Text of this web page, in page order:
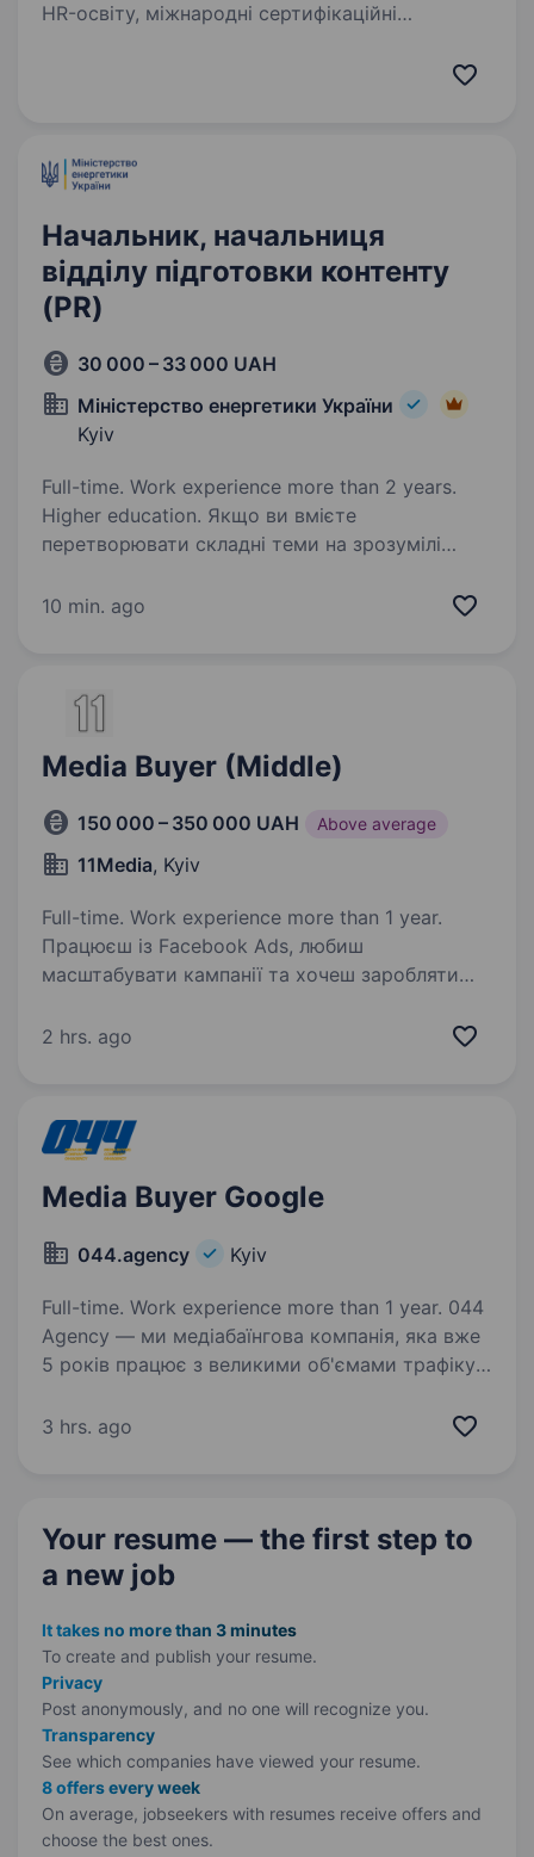
HR-освіту, міжнародні сертифікаційні
Начальник, начальниця
відділу підготовки контенту
(PR)
30 000 – 33 000 UAH
Міністерство енергетики України
Kyiv
Full-time. Work experience more than 2 years.
Higher education. Якщо ви вмієте
перетворювати складні теми на зрозумілі
контент, який читають і поширюють, та хочете
10 min. ago
Media Buyer (Middle)
150 000 – 350 000 UAH Above average
11Media, Kyiv
Full-time. Work experience more than 1 year.
Працюєш із Facebook Ads, любиш
масштабувати кампанії та хочеш заробляти
marketing команди з 7+ роками досвіду
2 hrs. ago
Media Buyer Google
044.аgency Kyiv
Full-time. Work experience more than 1 year. 044
Agency — ми медіабаїнгова компанія, яка вже
5 років працює з великими об'ємами трафіку
ми змогли побудувати процеси так, аби баєр
3 hrs. ago
Your resume — the first step to
a new job
It takes no more than 3 minutes
To create and publish your resume.
Privacy
Post anonymously, and no one will recognize you.
Transparency
See which companies have viewed your resume.
8 offers every week
On average, jobseekers with resumes receive offers and
choose the best ones.